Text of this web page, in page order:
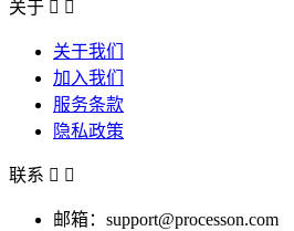
关于  
关于我们
加入我们
服务条款
隐私政策
联系  
邮箱：support@processon.com